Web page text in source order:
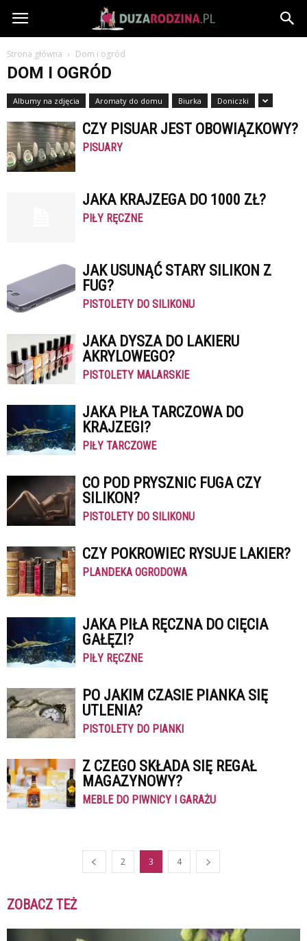
DuzaRodzina.pl
Strona główna Dom i ogród
DOM I OGRÓD
Albumy na zdjęcia Aromaty do domu Biurka Doniczki
CZY PISUAR JEST OBOWIĄZKOWY?
PISUARY
JAKA KRAJZEGA DO 1000 ZŁ?
PIŁY RĘCZNE
JAK USUNĄĆ STARY SILIKON Z
FUG?
PISTOLETY DO SILIKONU
JAKA DYSZA DO LAKIERU
AKRYLOWEGO?
PISTOLETY MALARSKIE
JAKA PIŁA TARCZOWA DO
KRAJZEGI?
PIŁY TARCZOWE
CO POD PRYSZNIC FUGA CZY
SILIKON?
PISTOLETY DO SILIKONU
CZY POKROWIEC RYSUJE LAKIER?
PLANDEKA OGRODOWA
JAKA PIŁA RĘCZNA DO CIĘCIA
GAŁĘZI?
PIŁY RĘCZNE
PO JAKIM CZASIE PIANKA SIĘ
UTLENIA?
PISTOLETY DO PIANKI
Z CZEGO SKŁADA SIĘ REGAŁ
MAGAZYNOWY?
MEBLE DO PIWNICY I GARAŻU
2 3 4
ZOBACZ TEŻ